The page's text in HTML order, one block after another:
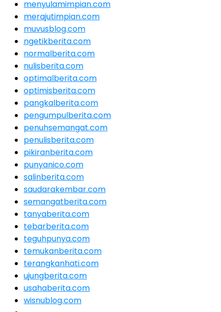
menyulamimpian.com
merajutimpian.com
muvusblog.com
ngetikberita.com
normalberita.com
nulisberita.com
optimalberita.com
optimisberita.com
pangkalberita.com
pengumpulberita.com
penuhsemangat.com
penulisberita.com
pikiranberita.com
punyanico.com
salinberita.com
saudarakembar.com
semangatberita.com
tanyaberita.com
tebarberita.com
teguhpunya.com
temukanberita.com
terangkanhati.com
ujungberita.com
usahaberita.com
wisnublog.com